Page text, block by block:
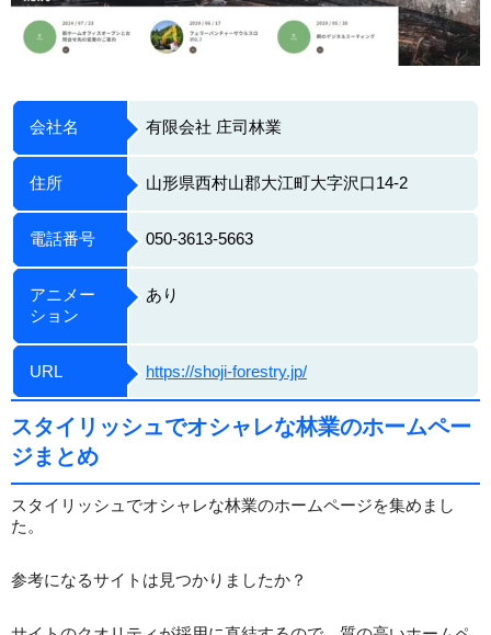
会社名 有限会社 庄司林業
住所 山形県西村山郡大江町大字沢口14-2
電話番号 050-3613-5663
アニメー
ション
あり
URL https://shoji-forestry.jp/
スタイリッシュでオシャレな林業のホームペー
ジまとめ
スタイリッシュでオシャレな林業のホームページを集めまし
た。
参考になるサイトは見つかりましたか？